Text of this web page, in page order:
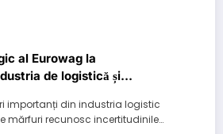
al Eurowag la
de logistică și
importanți din industria logistic
mărfuri recunosc incertitudinile…